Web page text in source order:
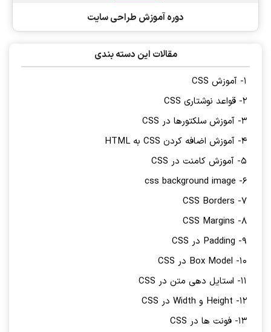
دوره آموزش طراحی سایت
مقالات این دسته بندی
1- آموزش CSS
2- قواعد نوشتاری CSS
3- آموزش سلکتورها در CSS
4- آموزش اضافه کردن CSS به HTML
5- آموزش کامنت در CSS
6- css background image
7- CSS Borders
8- CSS Margins
9- Padding در CSS
10- Box Model در CSS
11- استایل دهی متن در CSS
12- Height و Width در CSS
13- فونت ها در CSS